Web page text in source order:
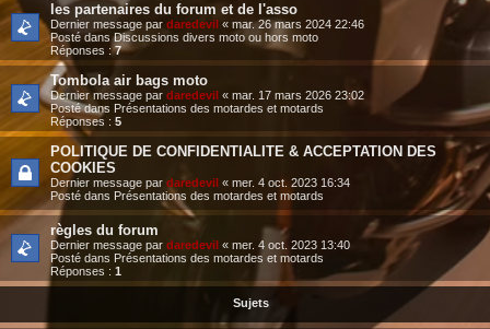
les partenaires du forum et de l'asso
Dernier message par daredevil « mar. 26 mars 2024 22:46
Posté dansDiscussions divers moto ou hors moto
Réponses :7
Tombola air bags moto
Dernier message par daredevil « mar. 17 mars 2026 23:02
Posté dans Présentations des motardes et motards
Réponses : 5
POLITIQUE DE CONFIDENTIALITE & ACCEPTATION DES
COOKIES
Dernier message par daredevil « mer. 4 oct. 2023 16:34
Posté dans Présentations des motardes et motards
règles du forum
Dernier message par daredevil « mer. 4 oct. 2023 13:40
Posté dans Présentations des motardes et motards
Réponses : 1
Sujets